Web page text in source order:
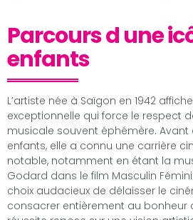
Parcours d une
enfants
L’artiste née à Saïgon en 1942
exceptionnelle qui force le respect
musicale souvent éphémère. Avant
enfants, elle a connu une carrière
notable, notamment en étant la
Godard dans le film Masculin
choix audacieux de délaisser le
consacrer entièrement au bonheur